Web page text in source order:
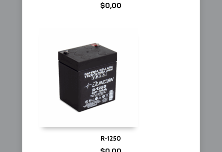
$0,00
R-1250